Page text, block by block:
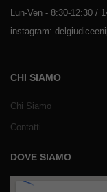
Lun-Ven - 8:30-12:30 /
instagram:
CHI SIAMO
Chi Siamo
Contatti
DOVE SIAMO